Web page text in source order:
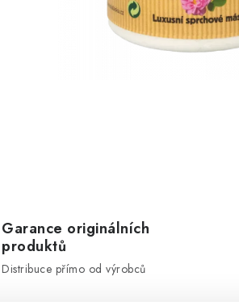
Garance originálních
produktů
Distribuce přímo od výrobců